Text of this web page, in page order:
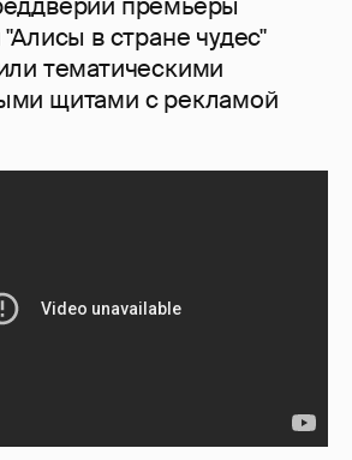
премьеры
в стране чудес"
тематическими
щитами с рекламой